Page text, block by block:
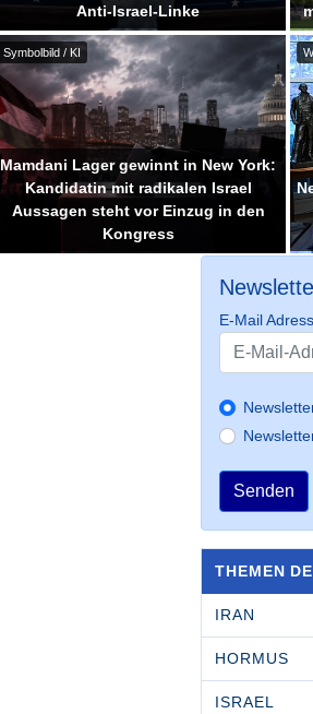
Anti-Israel-Linke
Symbolbild / KI
Mamdani Lager gewinnt in New York:
Kandidatin mit radikalen Israel
Aussagen steht vor Einzug in den
Kongress
E-Mail
Senden
THEMEN
IRAN
HORMUS
ISRAEL